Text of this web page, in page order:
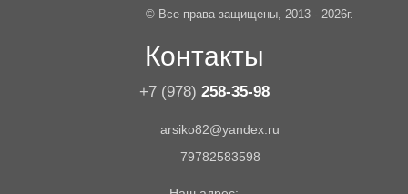
© Все права защищены, 2013 - 2026г.
Контакты
+7 (978) 258-35-98
arsiko82@yandex.ru
79782583598